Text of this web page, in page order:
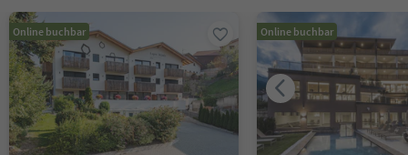
Online buchbar Online buchbar